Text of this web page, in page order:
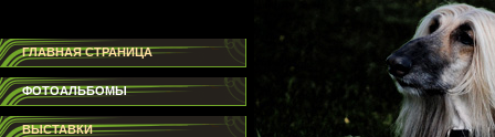
ГЛАВНАЯ СТРАНИЦА
ФОТОАЛЬБОМЫ
ВЫСТАВКИ